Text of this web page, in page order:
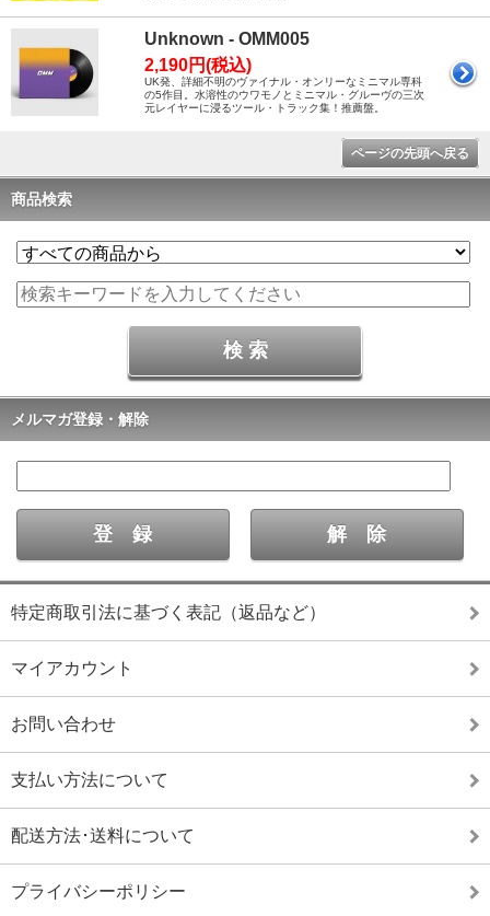
Unknown - OMM005
2,190円(税込)
UK発、詳細不明のヴァイナル・オンリーなミニマル専科
の5作目。水溶性のウワモノとミニマル・グルーヴの三次
元レイヤーに浸るツール・トラック集！推薦盤。
ページの先頭へ戻る
商品検索
メルマガ登録・解除
特定商取引法に基づく表記（返品など）
マイアカウント
お問い合わせ
支払い方法について
配送方法･送料について
プライバシーポリシー